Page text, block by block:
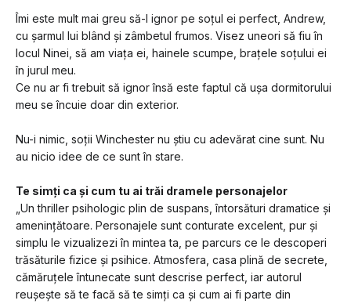
Îmi este mult mai greu să-l ignor pe soțul ei perfect, Andrew,
cu șarmul lui blând și zâmbetul frumos. Visez uneori să fiu în
locul Ninei, să am viața ei, hainele scumpe, brațele soțului ei
în jurul meu.
Ce nu ar fi trebuit să ignor însă este faptul că ușa dormitorului
meu se încuie doar din exterior.
Nu-i nimic, soții Winchester nu știu cu adevărat cine sunt. Nu
au nicio idee de ce sunt în stare.
Te simți ca și cum tu ai trăi dramele personajelor
„Un thriller psihologic plin de suspans, întorsături dramatice și
amenințătoare. Personajele sunt conturate excelent, pur și
simplu le vizualizezi în mintea ta, pe parcurs ce le descoperi
trăsăturile fizice și psihice. Atmosfera, casa plină de secrete,
cămăruțele întunecate sunt descrise perfect, iar autorul
reușește să te facă să te simți ca și cum ai fi parte din